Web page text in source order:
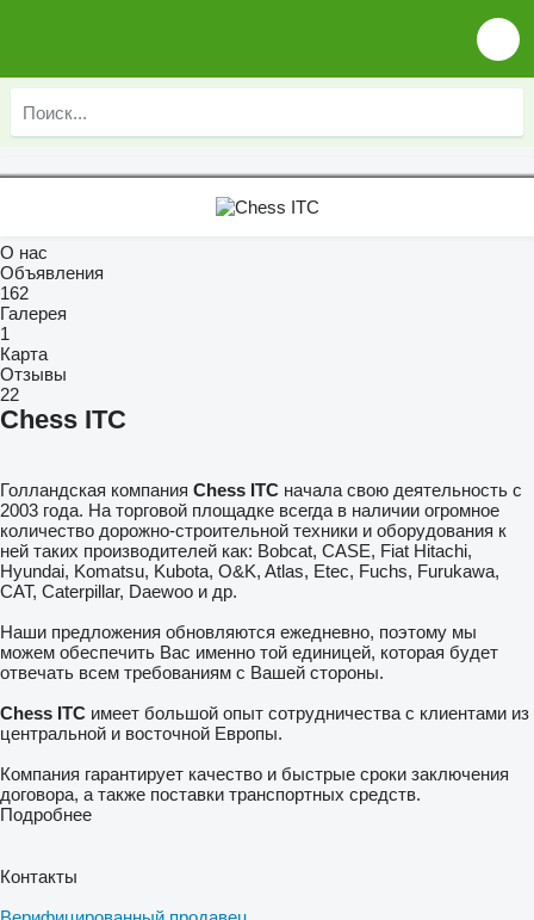
О нас
Объявления
162
Галерея
1
Карта
Отзывы
22
Chess ITC
Голландская компания Chess ITC начала свою деятельность с
2003 года. На торговой площадке всегда в наличии огромное
количество дорожно-строительной техники и оборудования к
ней таких производителей как: Bobcat, CASE, Fiat Hitachi,
Hyundai, Komatsu, Kubota, O&K, Atlas, Etec, Fuchs, Furukawa,
CAT, Caterpillar, Daewoo и др.
Наши предложения обновляются ежедневно, поэтому мы
можем обеспечить Вас именно той единицей, которая будет
отвечать всем требованиям с Вашей стороны.
Chess ITC имеет большой опыт сотрудничества с клиентами из
центральной и восточной Европы.
Компания гарантирует качество и быстрые сроки заключения
договора, а также поставки транспортных средств.
Подробнее
Контакты